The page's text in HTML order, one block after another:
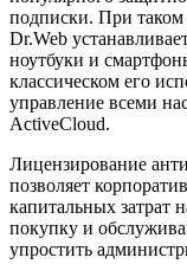
подписки. При таком
Dr.Web
ноутбуки и
классическом его
управление всеми
ActiveCloud.
Лицензирование
позволяет
капитальных затрат
покупку и
упростить